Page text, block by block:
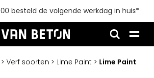
besteld de volgende werkdag in huis*
> Verf soorten > Lime Paint > Lime Paint